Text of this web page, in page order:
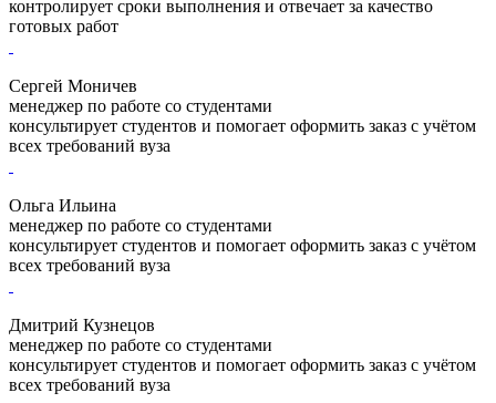
контролирует сроки выполнения и отвечает за качество
готовых работ
Сергей Моничев
менеджер по работе со студентами
консультирует студентов и помогает оформить заказ с учётом
всех требований вуза
Ольга Ильина
менеджер по работе со студентами
консультирует студентов и помогает оформить заказ с учётом
всех требований вуза
Дмитрий Кузнецов
менеджер по работе со студентами
консультирует студентов и помогает оформить заказ с учётом
всех требований вуза